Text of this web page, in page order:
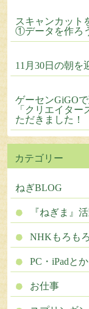
スキャンカット
①データを作ろ
11月30日の朝を
ゲーセンGiGO
「クリエイタ
ただきました！
カテゴリー
ねぎBLOG
『ねぎま』
NHKもろもろ
PC・iPadとか
お仕事